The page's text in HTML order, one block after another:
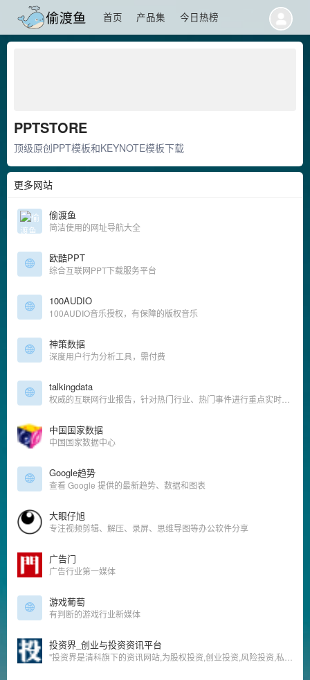
首页 产品集 今日热榜
PPTSTORE
顶级原创PPT模板和KEYNOTE模板下载
更多网站
偷渡鱼
简洁使用的网址导航大全
欧酷PPT
综合互联网PPT下载服务平台
100AUDIO
100AUDIO音乐授权，有保障的版权音乐
神策数据
深度用户行为分析工具，需付费
talkingdata
中国国家数据
中国国家数据中心
Google趋势
查看 Google 提供的最新趋势、数据和图表
大眼仔旭
专注视频剪辑、解压、录屏、思维导图等办公软件分享
广告门
广告行业第一媒体
游戏葡萄
有判断的游戏行业新媒体
投资界_创业与投资资讯平台